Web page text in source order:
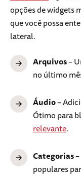
opções de widgets
que você possa
lateral.
Arquivos–
no último
Áudio–
Ótimo para
relevante.
Categorias
populares